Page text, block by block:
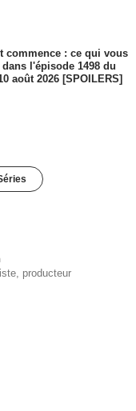
commence : ce qui vous
l'épisode 1498 du
août 2026 [SPOILERS]
producteur